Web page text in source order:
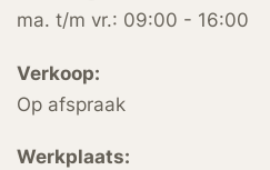
ma. t/m vr.: 09:00 - 16:00
Verkoop:
Op afspraak
Werkplaats: